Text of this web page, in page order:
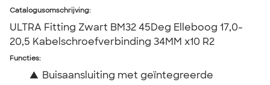
Catalogusomschrijving:
ULTRA Fitting Zwart BM32 45Deg Elleboog 17,0-
20,5 Kabelschroefverbinding 34MM x10 R2
Functies:
▲ Buisaansluiting met geïntegreerde